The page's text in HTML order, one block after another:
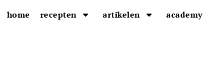
home recepten artikelen academy